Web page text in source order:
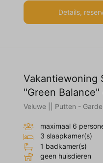
Details,
Vakantiewoning
"Green
Veluwe || Putten -
maximaal 6
3 slaapkamer(s)
1 badkamer(s)
geen huisdieren